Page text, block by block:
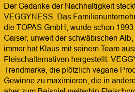
Der Gedanke der Nachhaltigkeit
VEGGYNESS. Das
die TOPAS GmbH, wurde schon
Gaiser, unweit der schwäbischen
immer hat Klaus mit seinem Team
Fleischalternativen hergestellt.
Trendmarke, die plötzlich vegane
Gewinne zu maximieren, die in